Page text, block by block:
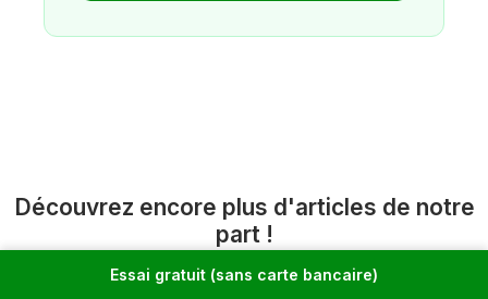
Essai gratuit (sans carte bancaire)
Découvrez encore plus d'articles de notre
part !